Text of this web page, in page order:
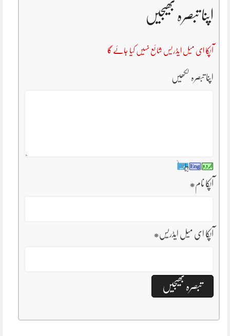
اپنا تبصرہ بھیجیں
آپکا ای میل ایڈریس شائع نہیں کیا جائے گا
اپنا تبصرہ لکھیں
آپکا نام*
آپکا ای میل ایڈریس*